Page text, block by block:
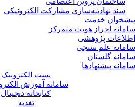
سند نهادینه‌سازی مشارکت الکترونیکی
پیشخوان خدمت
سامانه احراز هویت متمرکز
اطلاعات پژوهشی
سامانه علم سنجی
سامانه گلستان
سامانه پیشنهادها
پست الکترونیک
سامانه آموزش
کتابخانه دیجیتال
تغذیه